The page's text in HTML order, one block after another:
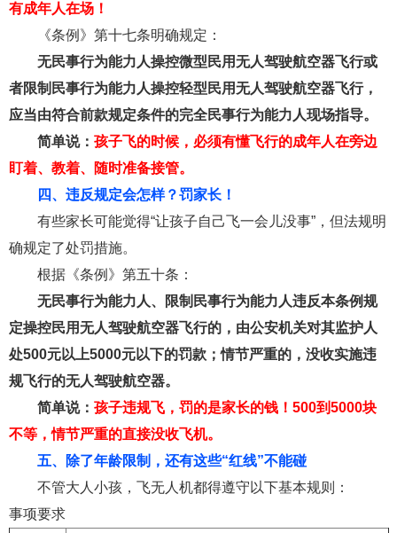
有成年人在场！
《条例》第十七条明确规定：
无民事行为能力人操控微型民用无人驾驶航空器飞行或
者限制民事行为能力人操控轻型民用无人驾驶航空器飞行，
应当由符合前款规定条件的完全民事行为能力人现场指导。
简单说： 孩子飞的时候，必须有懂飞行的成年人在旁边
盯着、教着、随时准备接管。
四、违反规定会怎样？罚家长！
有些家长可能觉得“让孩子自己飞一会儿没事”，但法规明
确规定了处罚措施。
根据《条例》第五十条：
无民事行为能力人、限制民事行为能力人违反本条例规
定操控民用无人驾驶航空器飞行的，由公安机关对其监护人
处500元以上5000元以下的罚款；情节严重的，没收实施违
规飞行的无人驾驶航空器。
简单说： 孩子违规飞，罚的是家长的钱！500到5000块
不等，情节严重的直接没收飞机。
五、除了年龄限制，还有这些“红线”不能碰
不管大人小孩，飞无人机都得遵守以下基本规则：
事项要求